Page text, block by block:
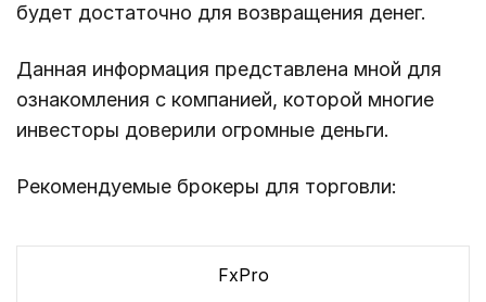
будет достаточно для возвращения денег.
Данная информация представлена мной для
ознакомления с компанией, которой многие
инвесторы доверили огромные деньги.
Рекомендуемые брокеры для торговли:
FxPro